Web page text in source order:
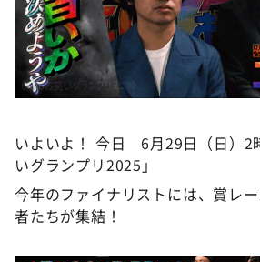
本日はダイアンなり！シーズン２
朝だ！生です旅サラダ
教えて！ニュースライブ 正義のミ
新婚さんいらっしゃい！
ポツンと一軒家
ザキ山小屋本館
いよいよ！ 今日 6月29日（日）2
いグランプリ2025」
今年のファイナリストには、賞レ
者たちが集結！